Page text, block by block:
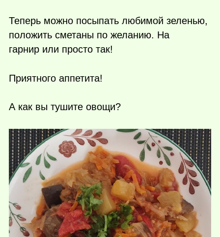
Теперь можно посыпать любимой зеленью,
положить сметаны по желанию. На
гарнир или просто так!
Приятного аппетита!
А как вы тушите овощи?